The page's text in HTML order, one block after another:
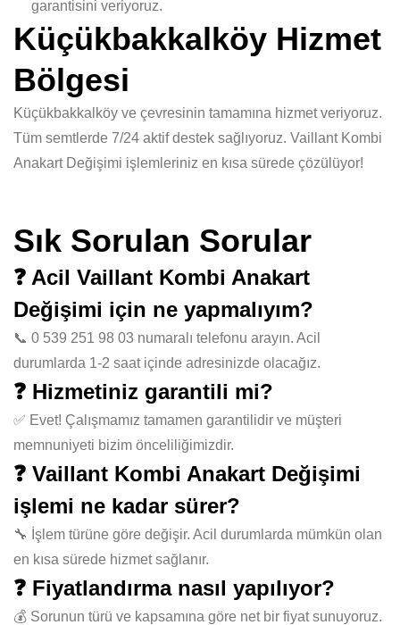
garantisini veriyoruz.
Küçükbakkalköy Hizmet
Bölgesi
Küçükbakkalköy ve çevresinin tamamına hizmet veriyoruz.
Tüm semtlerde 7/24 aktif destek sağlıyoruz. Vaillant Kombi
Anakart Değişimi işlemleriniz en kısa sürede çözülüyor!
Sık Sorulan Sorular
❓ Acil Vaillant Kombi Anakart
Değişimi için ne yapmalıyım?
📞 0 539 251 98 03 numaralı telefonu arayın. Acil
durumlarda 1-2 saat içinde adresinizde olacağız.
❓ Hizmetiniz garantili mi?
✅ Evet! Çalışmamız tamamen garantilidir ve müşteri
memnuniyeti bizim önceliliğimizdir.
❓ Vaillant Kombi Anakart Değişimi
işlemi ne kadar sürer?
🔧 İşlem türüne göre değişir. Acil durumlarda mümkün olan
en kısa sürede hizmet sağlanır.
❓ Fiyatlandırma nasıl yapılıyor?
💰 Sorunun türü ve kapsamına göre net bir fiyat sunuyoruz.